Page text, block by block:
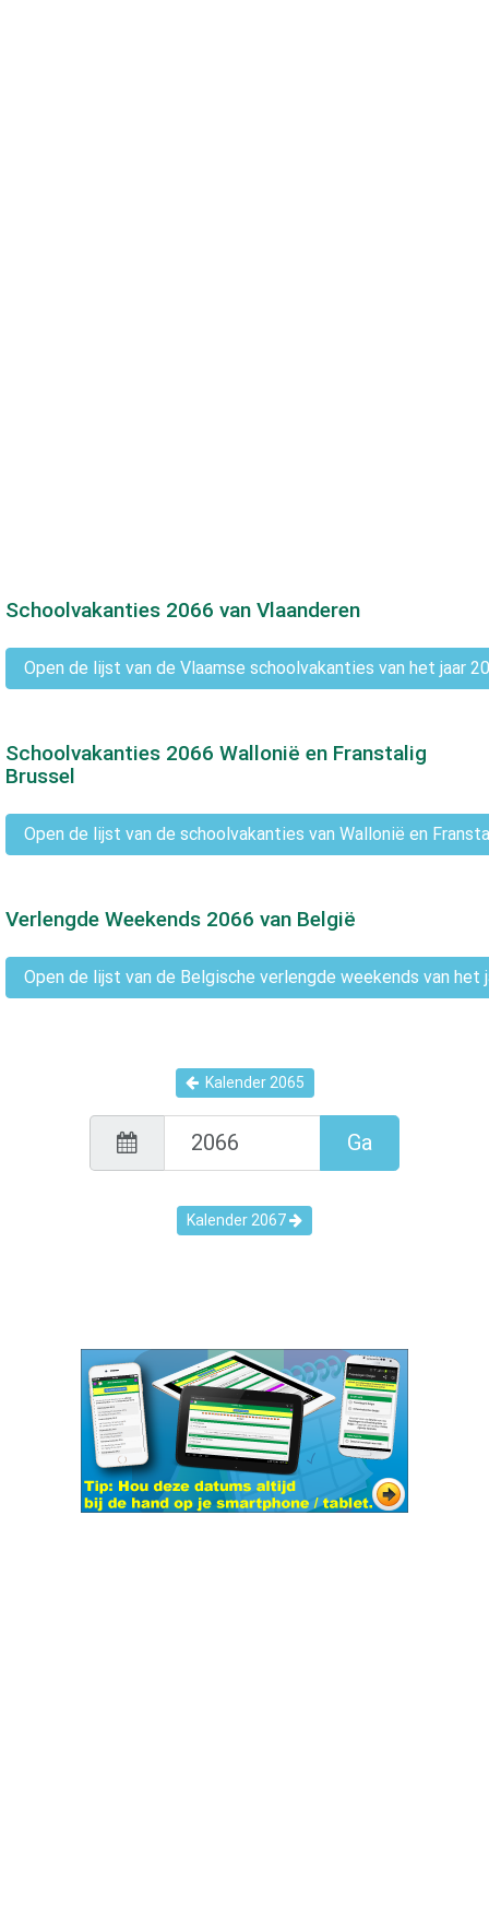
Schoolvakanties 2066 van Vlaanderen
Open de lijst van de Vlaamse schoolvakanties van het jaar
Schoolvakanties 2066 Wallonië en Franstalig
Brussel
Open de lijst van de schoolvakanties van Wallonië en
Verlengde Weekends 2066 van België
Open de lijst van de Belgische verlengde weekends van het
Kalender 2065
Ga
Kalender 2067